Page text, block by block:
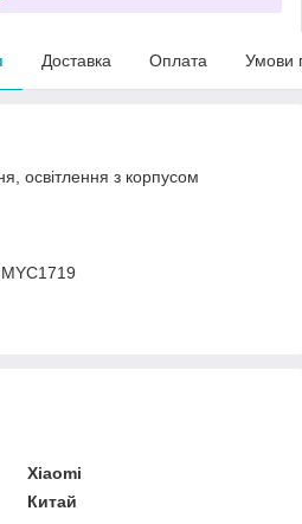
Доставка Оплата Умови
освітлення з корпусом
Xiaomi
Китай